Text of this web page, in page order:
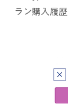
ラン購入履